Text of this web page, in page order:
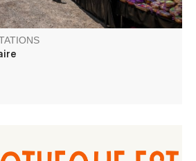
des jeux, au local de la